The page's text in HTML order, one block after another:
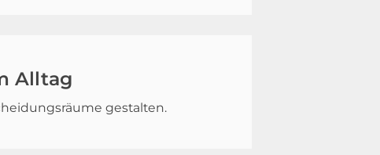
Alltag
gestalten.